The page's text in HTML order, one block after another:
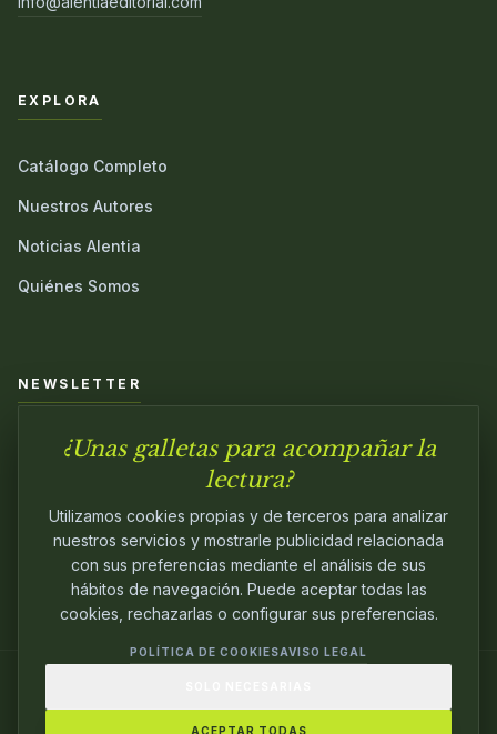
EXPLORA
Catálogo Completo
Nuestros Autores
Noticias Alentia
Quiénes Somos
NEWSLETTER
Únete a nuestra comunidad y sé el primero en conocer las
PASIÓN.
¿Unas galletas para acompañar la
lectura?
Utilizamos cookies propias y de terceros para analizar
nuestros servicios y mostrarle publicidad relacionada
con sus preferencias mediante el análisis de sus
hábitos de navegación. Puede aceptar todas las
cookies, rechazarlas o configurar sus preferencias.
POLÍTICA DE COOKIESAVISO LEGAL
ACEPTAR TODAS